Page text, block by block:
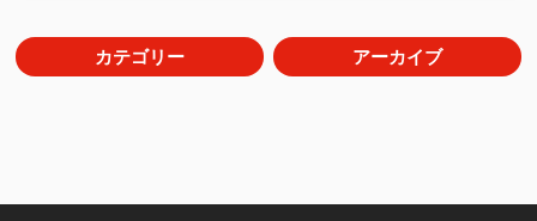
カテゴリー
アーカイブ